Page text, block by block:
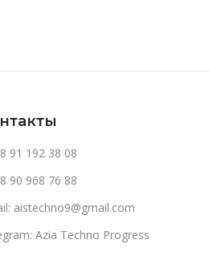
91 192 38 08
90 968 76 88
aistechno9@gmail.com
Azia Techno Progress